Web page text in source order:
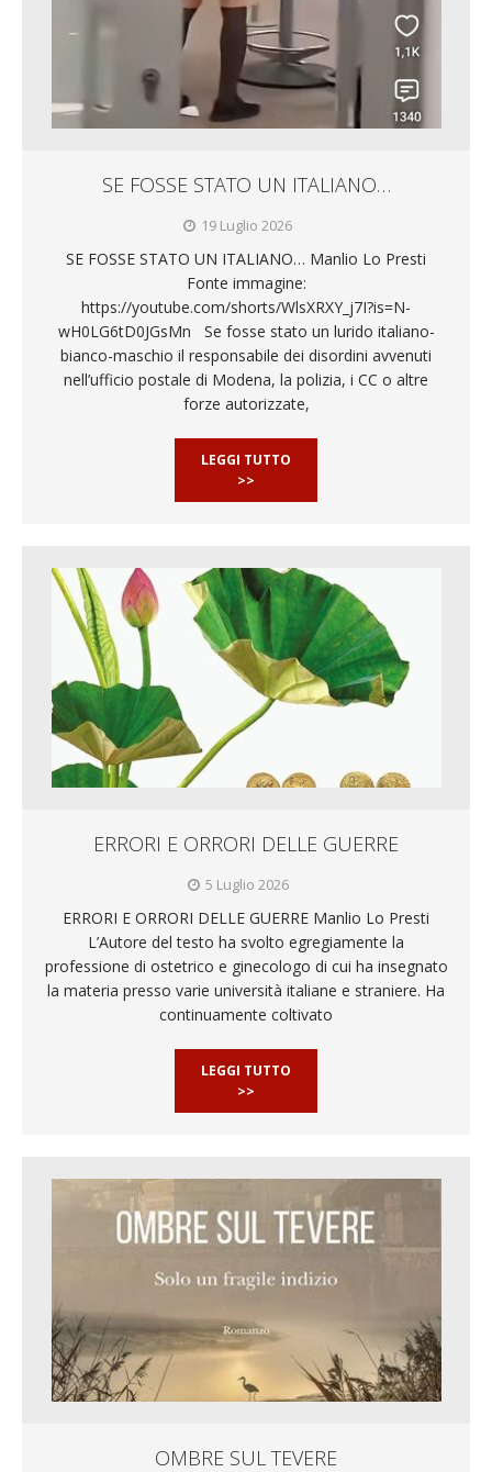
SE FOSSE STATO UN ITALIANO…
19 Luglio 2026
SE FOSSE STATO UN ITALIANO… Manlio Lo Presti
Fonte immagine:
https://youtube.com/shorts/WlsXRXY_j7I?is=N-
wH0LG6tD0JGsMn Se fosse stato un lurido italiano-
bianco-maschio il responsabile dei disordini avvenuti
nell’ufficio postale di Modena, la polizia, i CC o altre
forze autorizzate,
LEGGI TUTTO
>>
ERRORI E ORRORI DELLE GUERRE
5 Luglio 2026
ERRORI E ORRORI DELLE GUERRE Manlio Lo Presti
L’Autore del testo ha svolto egregiamente la
professione di ostetrico e ginecologo di cui ha insegnato
la materia presso varie università italiane e straniere. Ha
continuamente coltivato
LEGGI TUTTO
>>
OMBRE SUL TEVERE